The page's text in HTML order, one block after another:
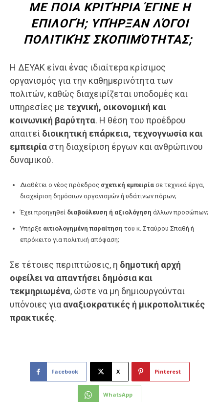
ΜΕ ΠΟΙΑ ΚΡΙΤΉΡΙΑ ΈΓΙΝΕ Η
ΕΠΙΛΟΓΉ; ΥΠΉΡΞΑΝ ΛΌΓΟΙ
ΠΟΛΙΤΙΚΉΣ ΣΚΟΠΙΜΌΤΗΤΑΣ;
Η ΔΕΥΑΚ είναι ένας ιδιαίτερα κρίσιμος
οργανισμός για την καθημερινότητα των
πολιτών, καθώς διαχειρίζεται υποδομές και
υπηρεσίες με τεχνική, οικονομική και
κοινωνική βαρύτητα. Η θέση του προέδρου
απαιτεί διοικητική επάρκεια, τεχνογνωσία και
εμπειρία στη διαχείριση έργων και ανθρώπινου
δυναμικού.
Διαθέτει ο νέος πρόεδρος σχετική εμπειρία σε τεχνικά έργα,
διαχείριση δημόσιων οργανισμών ή υδάτινων πόρων;
Έχει προηγηθεί διαβούλευση ή αξιολόγηση άλλων προσώπων;
Υπήρξε αιτιολογημένη παραίτηση του κ. Σταύρου Σπαθή ή
επρόκειτο για πολιτική απόφαση;
Σε τέτοιες περιπτώσεις, η δημοτική αρχή
οφείλει να απαντήσει δημόσια και
τεκμηριωμένα, ώστε να μη δημιουργούνται
υπόνοιες για αναξιοκρατικές ή μικροπολιτικές
πρακτικές.
Facebook X Pinterest
WhatsApp